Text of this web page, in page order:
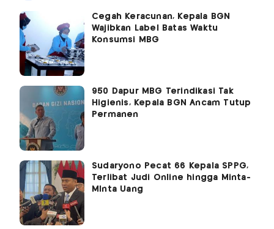
Cegah Keracunan, Kepala BGN
Wajibkan Label Batas Waktu
Konsumsi MBG
950 Dapur MBG Terindikasi Tak
Higienis, Kepala BGN Ancam Tutup
Permanen
Sudaryono Pecat 66 Kepala SPPG,
Terlibat Judi Online hingga Minta-
MInta Uang